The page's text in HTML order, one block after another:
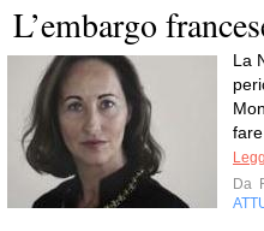
L’embargo
La
Da